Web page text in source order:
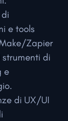
e tools
Zapier
strumenti di
e
di UX/UI